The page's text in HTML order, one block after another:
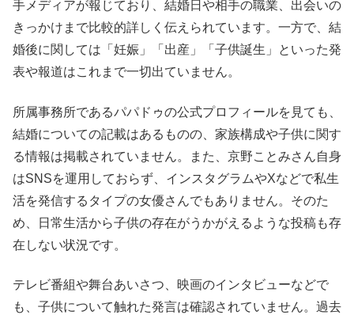
手メディアが報じており、結婚日や相手の職業、出会いの
きっかけまで比較的詳しく伝えられています。一方で、結
婚後に関しては「妊娠」「出産」「子供誕生」といった発
表や報道はこれまで一切出ていません。
所属事務所であるパパドゥの公式プロフィールを見ても、
結婚についての記載はあるものの、家族構成や子供に関す
る情報は掲載されていません。また、京野ことみさん自身
はSNSを運用しておらず、インスタグラムやXなどで私生
活を発信するタイプの女優さんでもありません。そのた
め、日常生活から子供の存在がうかがえるような投稿も存
在しない状況です。
テレビ番組や舞台あいさつ、映画のインタビューなどで
も、子供について触れた発言は確認されていません。過去